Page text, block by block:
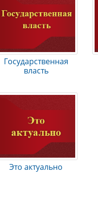
Государственная
власть
Это актуально